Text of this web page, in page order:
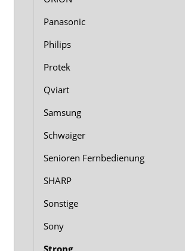
Panasonic
Philips
Protek
Qviart
Samsung
Schwaiger
Senioren Fernbedienung
SHARP
Sonstige
Sony
Strong